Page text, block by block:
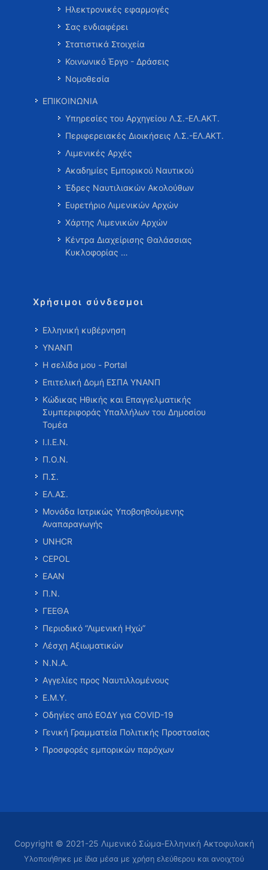
Ηλεκτρονικές εφαρμογές
Σας ενδιαφέρει
Στατιστικά Στοιχεία
Κοινωνικό Έργο - Δράσεις
Νομοθεσία
ΕΠΙΚΟΙΝΩΝΙΑ
Υπηρεσίες του Αρχηγείου Λ.Σ.-ΕΛ.ΑΚΤ.
Περιφερειακές Διοικήσεις Λ.Σ.-ΕΛ.ΑΚΤ.
Λιμενικές Αρχές
Ακαδημίες Εμπορικού Ναυτικού
Έδρες Ναυτιλιακών Ακολούθων
Ευρετήριο Λιμενικών Αρχών
Χάρτης Λιμενικών Αρχών
Κέντρα Διαχείρισης Θαλάσσιας
Κυκλοφορίας …
Χρήσιμοι σύνδεσμοι
Ελληνική κυβέρνηση
ΥΝΑΝΠ
Η σελίδα μου - Portal
Επιτελική Δομή ΕΣΠΑ ΥΝΑΝΠ
Κώδικας Ηθικής και Επαγγελματικής
Συμπεριφοράς Υπαλλήλων του Δημοσίου
Τομέα
Ι.Ι.Ε.Ν.
Π.Ο.Ν.
Π.Σ.
ΕΛ.ΑΣ.
Μονάδα Ιατρικώς Υποβοηθούμενης
Αναπαραγωγής
UNHCR
CEPOL
ΕΑΑΝ
Π.Ν.
ΓΕΕΘΑ
Περιοδικό “Λιμενική Ηχώ”
Λέσχη Αξιωματικών
Ν.Ν.Α.
Αγγελίες προς Ναυτιλλομένους
Ε.Μ.Υ.
Οδηγίες από ΕΟΔΥ για COVID-19
Γενική Γραμματεία Πολιτικής Προστασίας
Προσφορές εμπορικών παρόχων
Copyright © 2021-25 Λιμενικό Σώμα-Ελληνική Ακτοφυλακή
Υλοποιήθηκε με ίδια μέσα με χρήση ελεύθερου και ανοιχτού